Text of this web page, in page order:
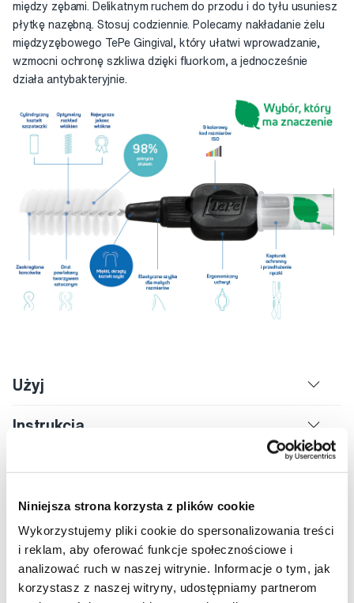
Niniejsza strona korzysta z plików cookie
Wykorzystujemy pliki cookie do spersonalizowania treści
i reklam, aby oferować funkcje społecznościowe i
analizować ruch w naszej witrynie. Informacje o tym, jak
korzystasz z naszej witryny, udostępniamy partnerom
między zębami. Delikatnym ruchem do przodu i do tyłu usuniesz
płytkę nazębną. Stosuj codziennie. Polecamy nakładanie żelu
międzyzębowego TePe Gingival, który ułatwi wprowadzanie,
wzmocni ochronę szkliwa dzięki fluorkom, a jednocześnie
działa antybakteryjnie.
Użyj
Instrukcja
Video
Rekomendowane produkty